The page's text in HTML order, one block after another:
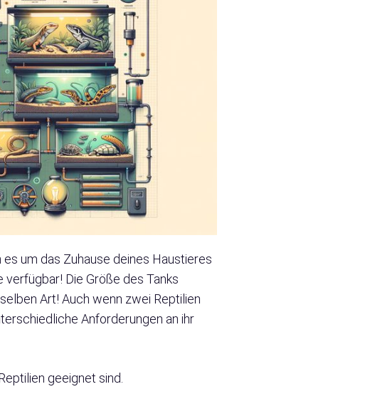
um das Zuhause deines Haustieres
verfügbar! Die Größe des Tanks
Art! Auch wenn zwei Reptilien
Anforderungen an ihr
geeignet sind.